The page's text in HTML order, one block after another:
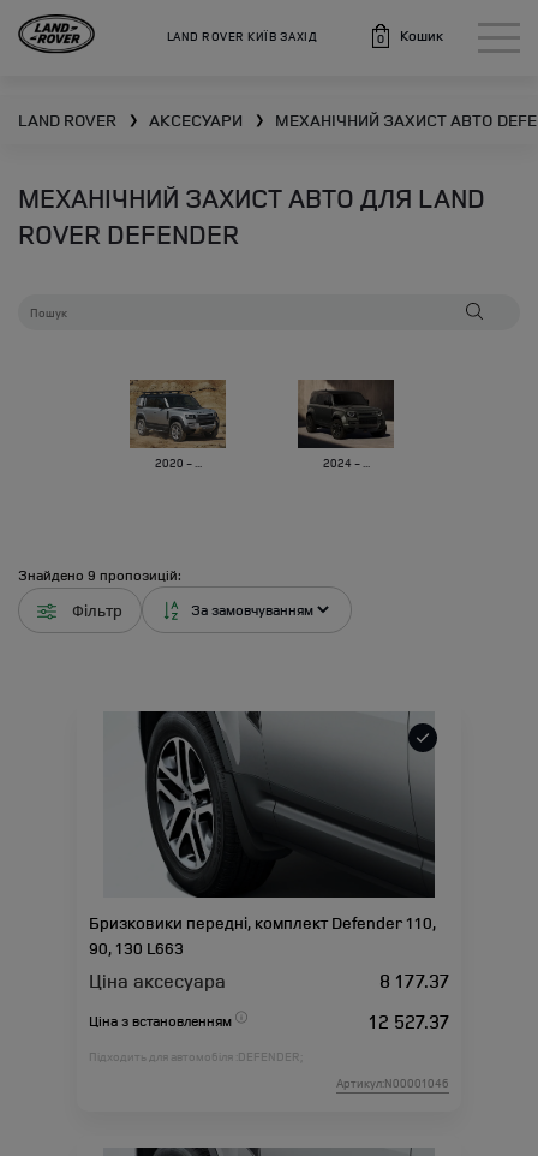
LAND ROVER КИЇВ ЗАХІД 0 Кошик
LAND ROVER ❯ АКСЕСУАРИ ❯ МЕХАНІЧНИЙ ЗАХИСТ АВТО
МЕХАНІЧНИЙ ЗАХИСТ АВТО ДЛЯ LAND
ROVER DEFENDER
2020 - ... 2024 - ...
Знайдено 9 пропозицій:
Фільтр
Бризковики передні, комплект Defender 110,
90, 130 L663
Ціна аксесуара 8 177.37
Ціна з встановленням 12 527.37
Підходить для автомобіля : DEFENDER;
Артикул:N00001046